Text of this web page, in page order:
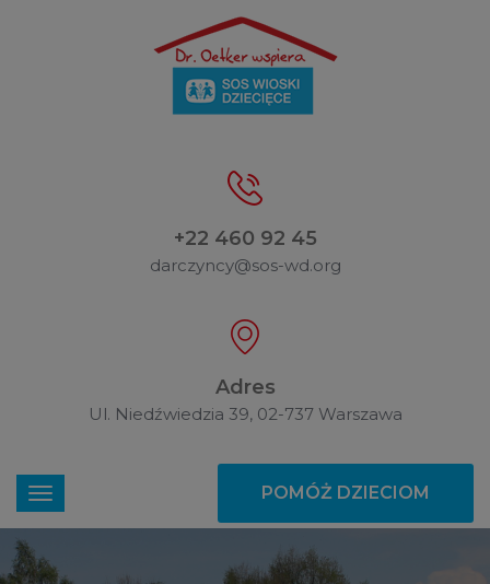
+22 460 92 45
darczyncy@sos-wd.org
Adres
Ul. Niedźwiedzia 39, 02-737 Warszawa
POMÓŻ DZIECIOM